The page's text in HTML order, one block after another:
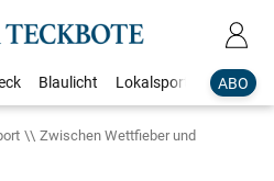
ABO
Blaulicht Lokalsport
Zwischen Wettfieber und